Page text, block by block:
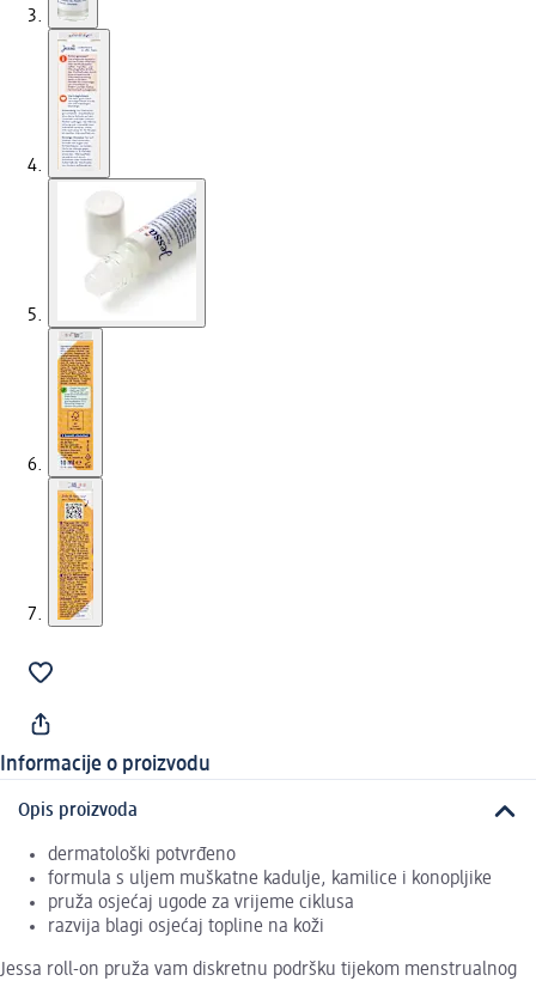
Informacije o proizvodu
Opis proizvoda
dermatološki potvrđeno
formula s uljem muškatne kadulje, kamilice i konopljike
pruža osjećaj ugode za vrijeme ciklusa
razvija blagi osjećaj topline na koži
Jessa roll-on pruža vam diskretnu podršku tijekom menstrualnog